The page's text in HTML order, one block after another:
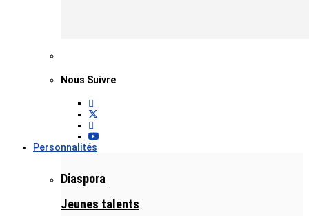
Nous Suivre
Personnalités
Diaspora
Jeunes talents